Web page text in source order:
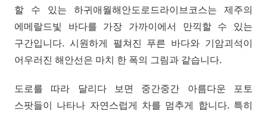
할 수 있는 하귀애월해안도로드라이브코스는 제주의
에메랄드빛 바다를 가장 가까이에서 만끽할 수 있는
구간입니다. 시원하게 펼쳐진 푸른 바다와 기암괴석이
어우러진 해안선은 마치 한 폭의 그림과 같습니다.
도로를 따라 달리다 보면 중간중간 아름다운 포토
스팟들이 나타나 자연스럽게 차를 멈추게 합니다. 특히